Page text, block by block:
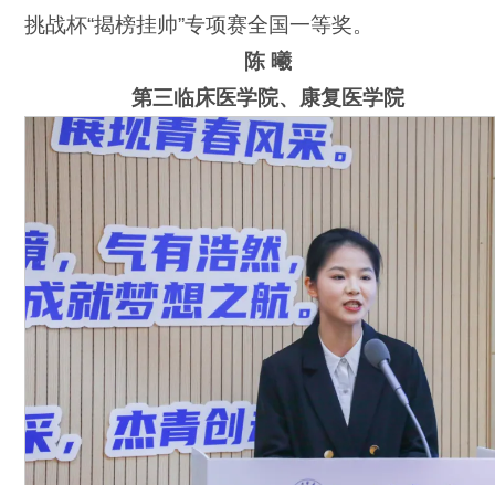
挑战杯“揭榜挂帅”专项赛全国一等奖。
陈 曦
第三临床医学院、康复医学院